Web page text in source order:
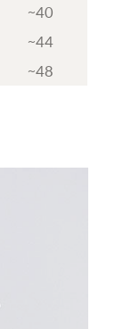
~40
~44
~48